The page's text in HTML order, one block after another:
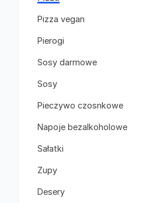
Pizza vegan
Pierogi
Sosy darmowe
Sosy
Pieczywo czosnkowe
Napoje bezalkoholowe
Sałatki
Zupy
Desery